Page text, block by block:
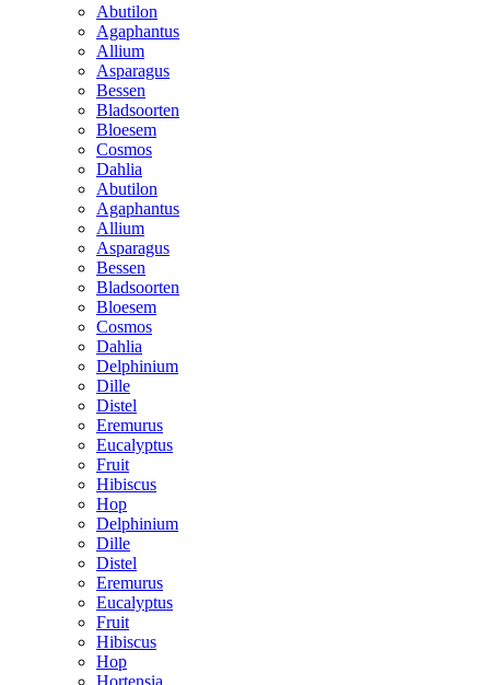
Abutilon
Agaphantus
Allium
Asparagus
Bessen
Bladsoorten
Bloesem
Cosmos
Dahlia
Abutilon
Agaphantus
Allium
Asparagus
Bessen
Bladsoorten
Bloesem
Cosmos
Dahlia
Delphinium
Dille
Distel
Eremurus
Eucalyptus
Fruit
Hibiscus
Hop
Delphinium
Dille
Distel
Eremurus
Eucalyptus
Fruit
Hibiscus
Hop
Hortensia